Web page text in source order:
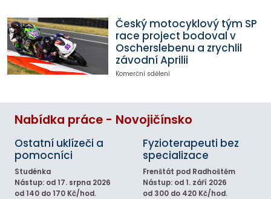
Český motocyklový tým SP
race project bodoval v
Oscherslebenu a zrychlil
závodní Aprilii
Komerční sdělení
Nabídka práce - Novojičínsko
Ostatní uklízeči a
pomocníci
Studénka
Nástup: od 17. srpna 2026
od 140 do 170 Kč/hod.
Fyzioterapeuti bez
specializace
Frenštát pod Radhoštěm
Nástup: od 1. září 2026
od 300 do 420 Kč/hod.